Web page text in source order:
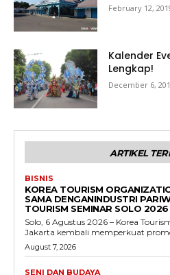
February 12,
Kalender
Lengkap!
December 6,
ARTIKEL
BISNIS
KOREA TOURISM
SAMA DENGANINDUSTRI
TOURISM SEMINAR SOLO 2026
Solo, 6 Agustus 2026 – Korea
Jakarta kembali memperkuat
August 7, 2026
SENI DAN BUDAYA